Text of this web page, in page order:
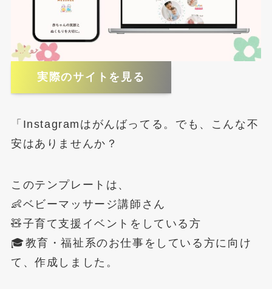
実際のサイトを見る
「Instagramはがんばってる。でも、こんな不
安はありませんか？
このテンプレートは、
👶ベビーマッサージ講師さん
🧸子育て支援イベントをしている方
🎓教育・福祉系のお仕事をしている方に向け
て、作成しました。